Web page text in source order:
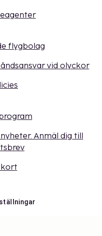
flygbolag
vid olyckor
Anmäl dig till